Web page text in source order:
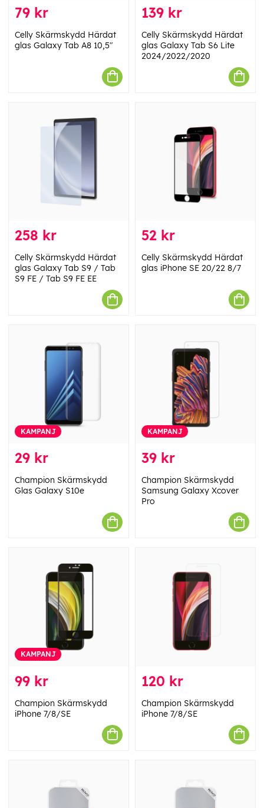
79 kr
Celly Skärmskydd Härdat
glas Galaxy Tab A8 10,5"
139 kr
Celly Skärmskydd Härdat
glas Galaxy Tab S6 Lite
2024/2022/2020
258 kr
Celly Skärmskydd Härdat
glas Galaxy Tab S9 / Tab
S9 FE / Tab S9 FE EE
52 kr
Celly Skärmskydd Härdat
glas iPhone SE 20/22 8/7
KAMPANJ
29 kr
Champion Skärmskydd
Glas Galaxy S10e
KAMPANJ
39 kr
Champion Skärmskydd
Samsung Galaxy Xcover
Pro
KAMPANJ
99 kr
Champion Skärmskydd
iPhone 7/8/SE
120 kr
Champion Skärmskydd
iPhone 7/8/SE